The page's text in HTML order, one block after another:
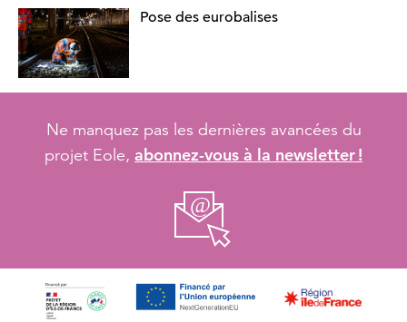
Pose des eurobalises
Ne manquez pas les dernières avancées du
projet Eole, abonnez-vous à la newsletter !